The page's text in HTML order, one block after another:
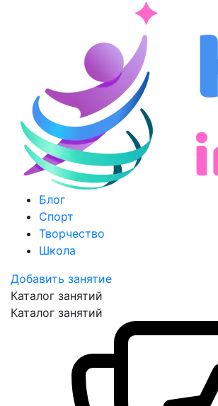
Блог
Спорт
Творчество
Школа
Добавить занятие
Каталог занятий
Каталог занятий